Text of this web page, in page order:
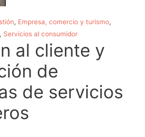
, Empresa, comercio y turismo,
, Servicios al consumidor
al cliente y
de
de servicios